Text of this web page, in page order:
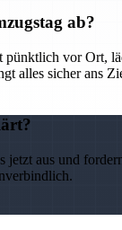
ab?
pünktlich vor Ort,
alles sicher ans
jetzt aus und